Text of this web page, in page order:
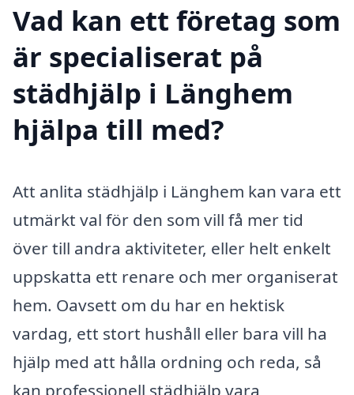
Vad kan ett företag som
är specialiserat på
städhjälp i Länghem
hjälpa till med?
Att anlita städhjälp i Länghem kan vara ett
utmärkt val för den som vill få mer tid
över till andra aktiviteter, eller helt enkelt
uppskatta ett renare och mer organiserat
hem. Oavsett om du har en hektisk
vardag, ett stort hushåll eller bara vill ha
hjälp med att hålla ordning och reda, så
kan professionell städhjälp vara